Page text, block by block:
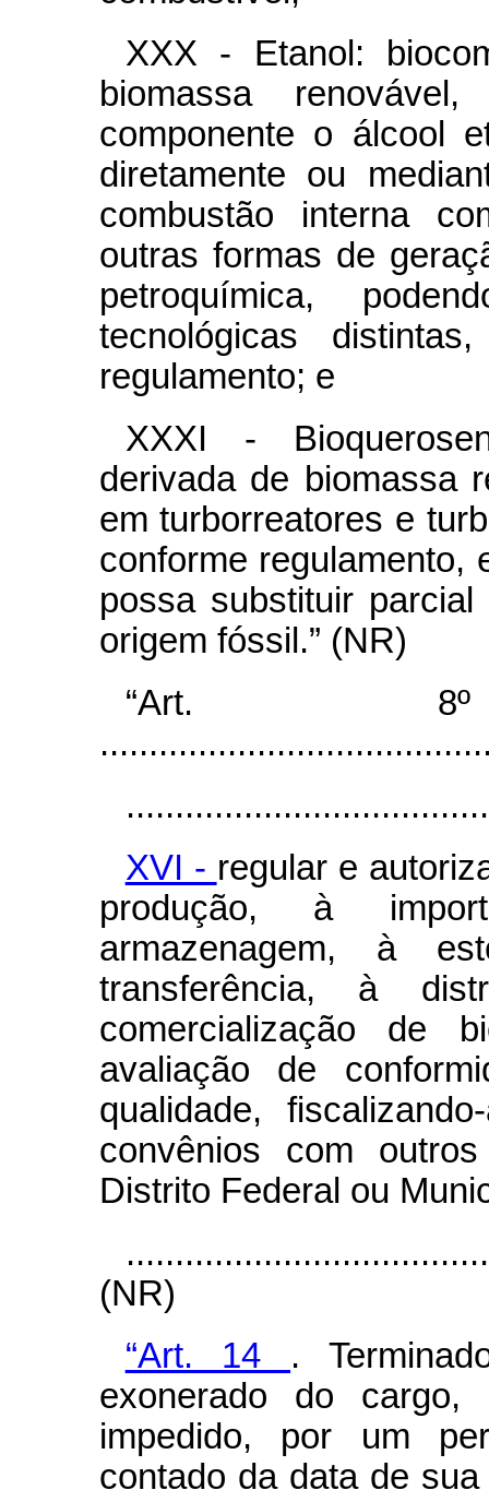
XXX - Etanol:
biomassa
componente o álcool
diretamente ou
combustão interna
outras formas de
petroquímica,
tecnológicas
regulamento; e
XXXI -
derivada de biomassa
em turborreatores e
conforme regulamento,
possa substituir
origem fóssil.” (NR)
“Art. 8º
XVI - regular e
produção, à
armazenagem, à
transferência, à
comercialização de
avaliação de
qualidade,
convênios com
Distrito Federal ou
(NR)
“Art. 14 .
exonerado do
impedido, por um
contado da data de